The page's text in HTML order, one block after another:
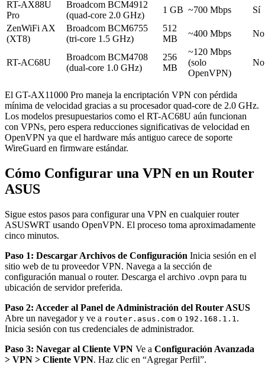
RT-AX88U
Pro
Broadcom BCM4912
(quad-core 2.0 GHz)
1 GB ~700 Mbps
Sí
ZenWiFi AX
(XT8)
Broadcom BCM6755
(tri-core 1.5 GHz)
512
MB
~400 Mbps No
RT-AC68U
Broadcom BCM4708
(dual-core 1.0 GHz)
256
MB
~120 Mbps
(solo
OpenVPN)
No
El GT-AX11000 Pro maneja la encriptación VPN con pérdida
mínima de velocidad gracias a su procesador quad-core de 2.0 GHz.
Los modelos presupuestarios como el RT-AC68U aún funcionan
con VPNs, pero espera reducciones significativas de velocidad en
OpenVPN ya que el hardware más antiguo carece de soporte
WireGuard en firmware estándar.
Cómo Configurar una VPN en un Router
ASUS
Sigue estos pasos para configurar una VPN en cualquier router
ASUSWRT usando OpenVPN. El proceso toma aproximadamente
cinco minutos.
Paso 1: Descargar Archivos de Configuración Inicia sesión en el
sitio web de tu proveedor VPN. Navega a la sección de
configuración manual o router. Descarga el archivo .ovpn para tu
ubicación de servidor preferida.
Paso 2: Acceder al Panel de Administración del Router ASUS
Abre un navegador y ve a router.asus.com o 192.168.1.1.
Inicia sesión con tus credenciales de administrador.
Paso 3: Navegar al Cliente VPN Ve a Configuración Avanzada
> VPN > Cliente VPN. Haz clic en “Agregar Perfil”.